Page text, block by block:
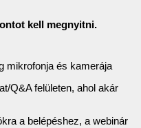
kell megnyitni.
mikrofonja és kamerája
Q&A felületen, ahol akár
a belépéshez, a webinár